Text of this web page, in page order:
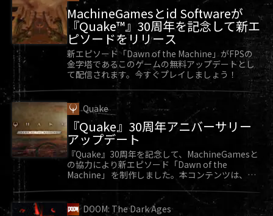
MachineGamesとid Softwareが
『Quake™』30周年を記念して新エ
ピソードをリリース
新エピソード「Dawn of the Machine」がFPSの
金字塔であるこのゲームの無料アップデートとし
て配信されます。今すぐプレイしましょう！
Quake
『Quake』30周年アニバーサリー
アップデート
『Quake』30周年を記念して、MachineGamesと
の協力により新エピソード「Dawn of the
Machine」 を制作しました。本コンテンツは、
『Quake』向け無料アップデートとして好評配信
中です。
DOOM: The Dark Ages